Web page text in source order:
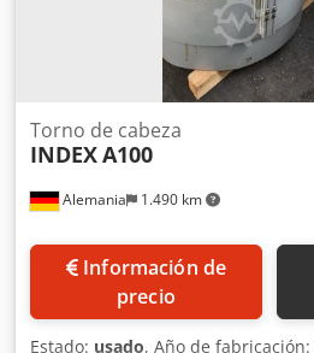
Alemania 1.490 km
Torno de cabeza
INDEXA100
Información de
precio
Estado: usado, Año de fabricación: